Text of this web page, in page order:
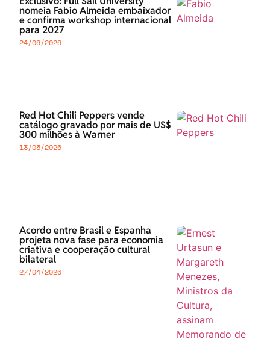
nomeia Fabio Almeida embaixador
e confirma workshop internacional
para 2027
24/06/2026
Red Hot Chili Peppers vende
catálogo gravado por mais de US$
300 milhões à Warner
13/05/2026
Acordo entre Brasil e Espanha
projeta nova fase para economia
criativa e cooperação cultural
bilateral
27/04/2026